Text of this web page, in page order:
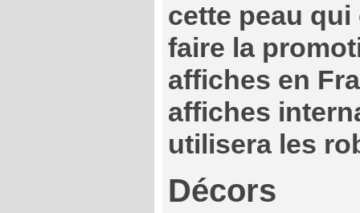
cette peau
faire la
affiches en
affiches
utilisera les
Décors